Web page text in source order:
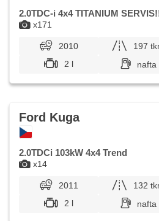
x171
2.0TDC-i 4x4 TITANIUM
2010 197
2 l
nafta
x14
Ford Kuga
2.0TDCi 103kW 4x4 Trend
2011 132
2 l
nafta